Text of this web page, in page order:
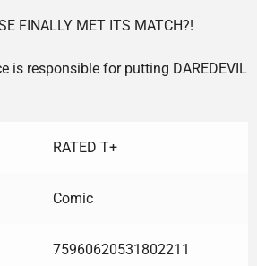
FINALLY MET ITS MATCH?!
is responsible for putting DAREDEVIL
RATED T+
Comic
75960620531802211